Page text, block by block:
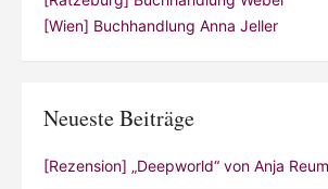
[Wien] Buchhandlung Anna Jeller
Neueste Beiträge
[Rezension] „Deepworld“ von Anja